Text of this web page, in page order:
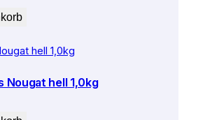
Nougat hell 1,0kg